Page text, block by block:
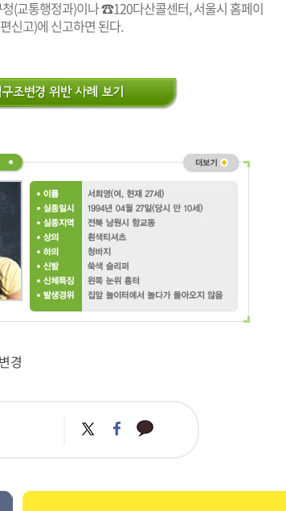
(교통행정과)이나 ☎120다산콜센터, 서울시 홈페이
신고)에 신고하면 된다.
경
트
위
페
이
카
카